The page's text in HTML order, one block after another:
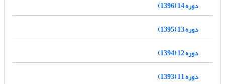
دوره 14 (1396)
دوره 13 (1395)
دوره 12 (1394)
دوره 11 (1393)